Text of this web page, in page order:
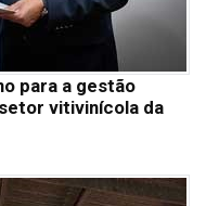
para a gestão
vitivinícola da